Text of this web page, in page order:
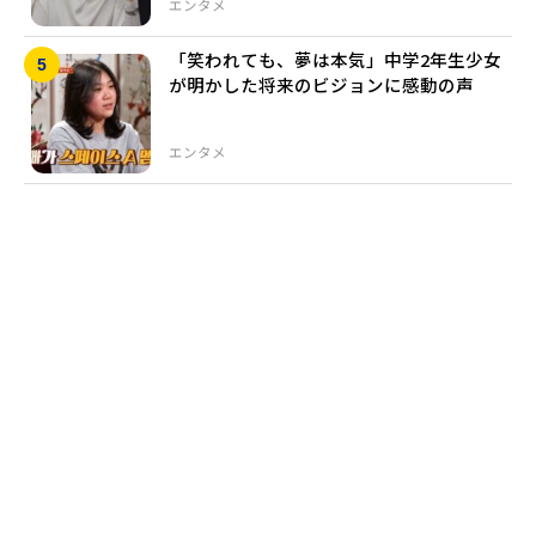
エンタメ
エンタメ
「笑われても、夢は本気」中学2年生少女
が明かした将来のビジョンに感動の声